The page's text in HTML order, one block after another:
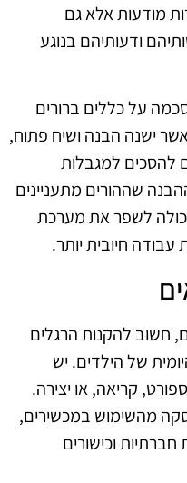
מודעות אלא גם
ודעותיהם בנוגע
על כללים ברורים
ישנה הבנה ושיח פתוח,
להסכים למגבלות
שההורים מתעניינים
לשפר את מערכת
חיובית יותר.
חשוב להקנות הרגלים
של הילדים. יש
קריאה, או יצירה.
מהשימוש במכשירים,
חברתיות וכישורים